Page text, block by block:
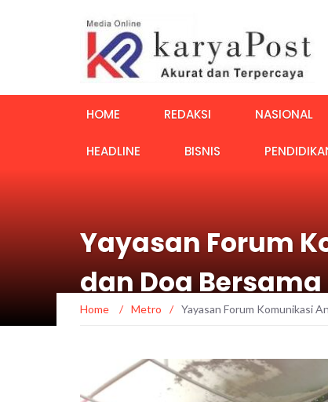
HOME REDAKSI NASIONAL
HEADLINE BISNIS
Yayasan Forum
dan Doa Bersama
Home / Metro / Yayasan Forum Komunikasi